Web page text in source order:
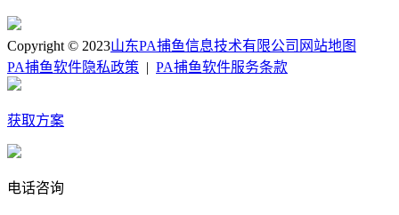
Copyright © 2023山东PA捕鱼信息技术有限公司 网站地图
PA捕鱼软件隐私政策
PA捕鱼软件服务条款
获取方案
电话咨询